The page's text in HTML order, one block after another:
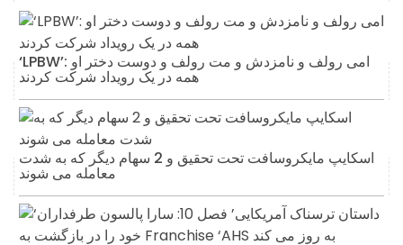
‘LPBW’: امی رولف و نامزدش و مت رولف و دوست دختر او
همه در یک رویداد شرکت کردند
اسکایپ مایکروسافت تحت تحقیق و 2 سهام دیگر که به شدت
معامله می شوند